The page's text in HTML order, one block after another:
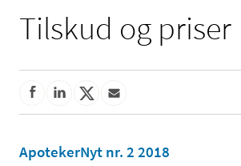
Tilskud og priser
ApotekerNyt nr. 2 2018